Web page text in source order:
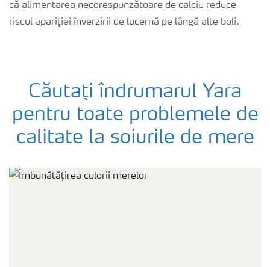
că alimentarea necorespunzătoare de calciu reduce
riscul apariţiei înverzirii de lucernă pe lângă alte boli.
Căutaţi îndrumarul Yara
pentru toate problemele de
calitate la soiurile de mere